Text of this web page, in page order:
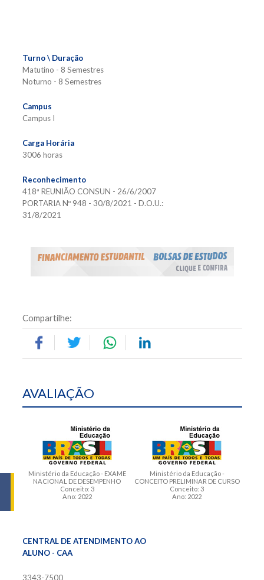
Turno \ Duração
Matutino - 8 Semestres
Noturno - 8 Semestres
Campus
Campus I
Carga Horária
3006 horas
Reconhecimento
418ª REUNIÃO CONSUN - 26/6/2007
PORTARIA Nº 948 - 30/8/2021 - D.O.U.:
31/8/2021
Compartilhe:
AVALIAÇÃO
Ministério da Educação - EXAME
NACIONAL DE DESEMPENHO
Conceito: 3
Ano: 2022
Ministério da Educação -
CONCEITO PRELIMINAR DE CURSO
Conceito: 3
Ano: 2022
CENTRAL DE ATENDIMENTO AO
ALUNO - CAA
3343-7500